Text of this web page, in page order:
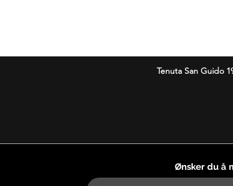
Tenuta San Guido
Ønsker du å